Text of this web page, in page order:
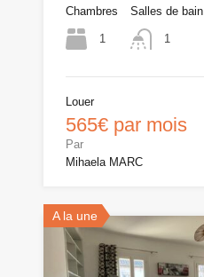
Chambres
1
Salles de bain
1
Louer
565€ par mois
Par
Mihaela MARC
A la une